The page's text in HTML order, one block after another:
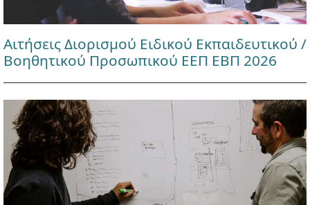
Αιτήσεις Διορισμού Ειδικού Εκπαιδευτικού /
Βοηθητικού Προσωπικού ΕΕΠ ΕΒΠ 2026